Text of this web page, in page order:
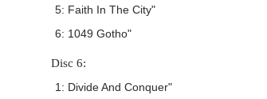
5: Faith In The City"
6: 1049 Gotho"
Disc 6:
1: Divide And Conquer"